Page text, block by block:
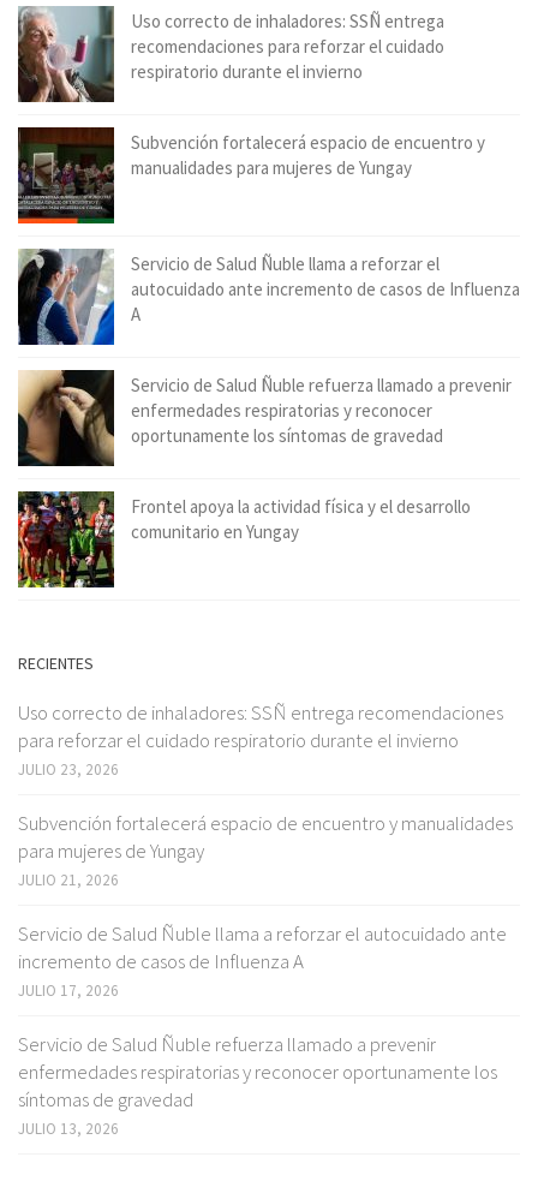
Uso correcto de inhaladores: SSÑ entrega
recomendaciones para reforzar el cuidado
respiratorio durante el invierno
Subvención fortalecerá espacio de encuentro y
manualidades para mujeres de Yungay
Servicio de Salud Ñuble llama a reforzar el
autocuidado ante incremento de casos de Influenza
A
Servicio de Salud Ñuble refuerza llamado a prevenir
enfermedades respiratorias y reconocer
oportunamente los síntomas de gravedad
Frontel apoya la actividad física y el desarrollo
comunitario en Yungay
RECIENTES
Uso correcto de inhaladores: SSÑ entrega recomendaciones
para reforzar el cuidado respiratorio durante el invierno
JULIO 23, 2026
Subvención fortalecerá espacio de encuentro y manualidades
para mujeres de Yungay
JULIO 21, 2026
Servicio de Salud Ñuble llama a reforzar el autocuidado ante
incremento de casos de Influenza A
JULIO 17, 2026
Servicio de Salud Ñuble refuerza llamado a prevenir
enfermedades respiratorias y reconocer oportunamente los
síntomas de gravedad
JULIO 13, 2026